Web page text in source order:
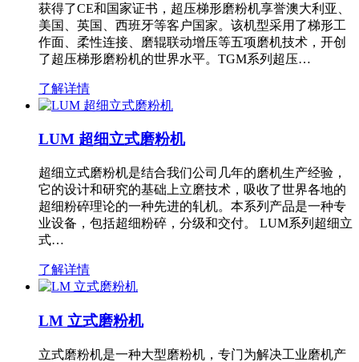
获得了CE和国家证书，超压梯形磨粉机享誉澳大利亚、
美国、英国、西班牙等客户国家。该机型采用了梯形工
作面、柔性连接、磨辊联动增压等五项磨机技术，开创
了超压梯形磨粉机的世界水平。TGM系列超压…
了解详情
LUM 超细立式磨粉机
超细立式磨粉机是结合我们公司几年的磨机生产经验，
它的设计和研究的基础上立磨技术，吸收了世界各地的
超细粉碎理论的一种先进的轧机。本系列产品是一种专
业设备，包括超细粉碎，分级和交付。 LUM系列超细立
式…
了解详情
LM 立式磨粉机
立式磨粉机是一种大型磨粉机，专门为解决工业磨机产